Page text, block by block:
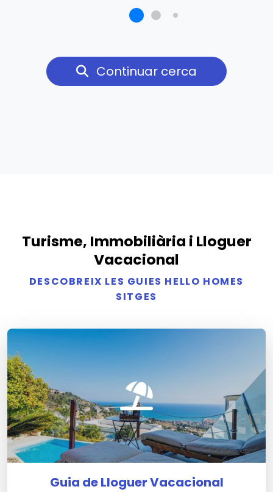
Continuar cerca
Turisme, Immobiliària i Lloguer
Vacacional
DESCOBREIX LES GUIES HELLO HOMES
SITGES
Guia de Lloguer Vacacional